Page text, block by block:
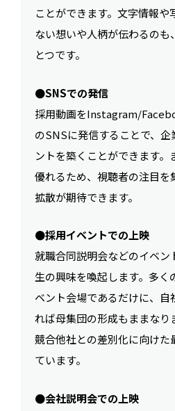
ことができます。文字情報
ない想いや人柄が伝わるの
とつです。
●SNSでの発信
採用動画をInstagram/
のSNSに発信することで、
ントを築くことができます
優れるため、視聴者の注目を
拡散が期待できます。
●採用イベントでの上映
就職合同説明会などのイベン
生の興味を喚起します。多く
ベント会場であるだけに、自
れば母集団の形成もままなり
競合他社との差別化に向けた
ています。
●会社説明会での上映